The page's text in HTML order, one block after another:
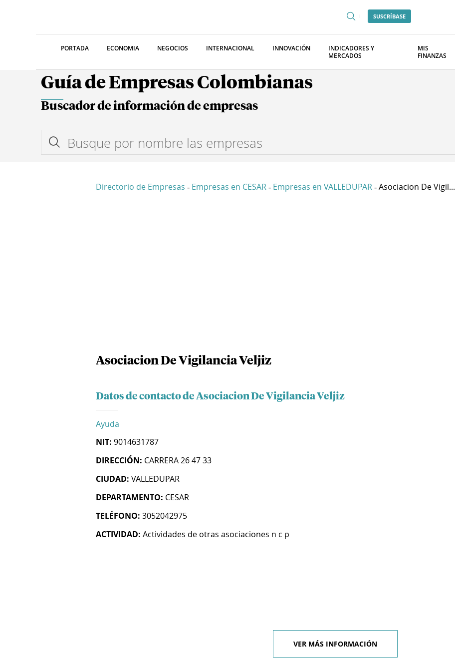
SUSCRÍBASE
PORTADA ECONOMIA NEGOCIOS INTERNACIONAL INNOVACIÓN
INDICADORES Y
MERCADOS
MIS
FINANZAS
Guía de Empresas Colombianas
Buscador de información de empresas
Directorio de Empresas - Empresas en CESAR - Empresas en VALLEDUPAR - Asociacion De Vigil...
Asociacion De Vigilancia Veljiz
Datos de contacto de Asociacion De Vigilancia Veljiz
Ayuda
NIT: 9014631787
DIRECCIÓN: CARRERA 26 47 33
CIUDAD: VALLEDUPAR
DEPARTAMENTO: CESAR
TELÉFONO: 3052042975
ACTIVIDAD: Actividades de otras asociaciones n c p
VER MÁS INFORMACIÓN